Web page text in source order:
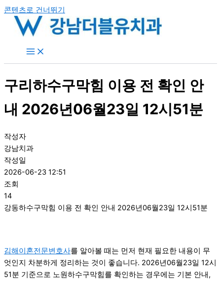
콘텐츠로 건너뛰기
구리하수구막힘 이용 전 확인 안
내 2026년06월23일 12시51분
작성자
강남치과
작성일
2026-06-23 12:51
조회
14
강동하수구막힘 이용 전 확인 안내 2026년06월23일 12시51분
김해이혼전문변호사를 알아볼 때는 먼저 현재 필요한 내용이 무
엇인지 차분하게 정리하는 것이 좋습니다. 2026년06월23일 12시
51분 기준으로 노원하수구막힘를 확인하는 경우에는 기본 안내,